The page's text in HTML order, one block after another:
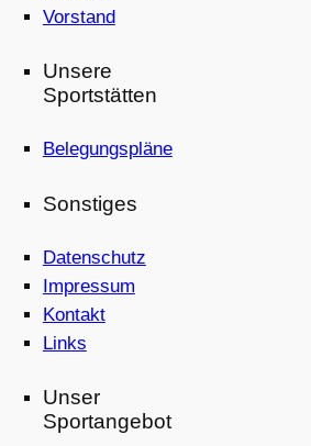
Vorstand
Unsere
Sportstätten
Belegungspläne
Sonstiges
Datenschutz
Impressum
Kontakt
Links
Unser
Sportangebot